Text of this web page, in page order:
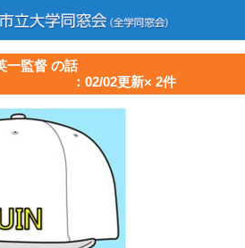
一監督 の話
更新× 2件